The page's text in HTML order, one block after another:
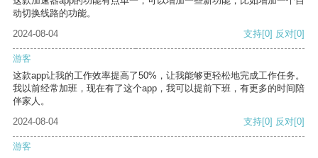
动切换线路的功能。
2024-08-04
支持[0] 反对[0]
游客
这款app让我的工作效率提高了50%，让我能够更轻松地完成工作任务。
我以前经常加班，现在有了这个app，我可以提前下班，有更多的时间陪
伴家人。
2024-08-04
支持[0] 反对[0]
游客